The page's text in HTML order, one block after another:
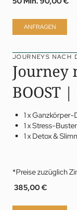
ANFRAGEN
JOURNEYS NACH
Journey
BOOST
1 x
1 x Stress-
1 x Detox &
*Preise zuzüglich
385,00 €